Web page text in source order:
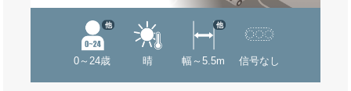
0～24歳
他
晴 幅～5.5m
他
信号なし